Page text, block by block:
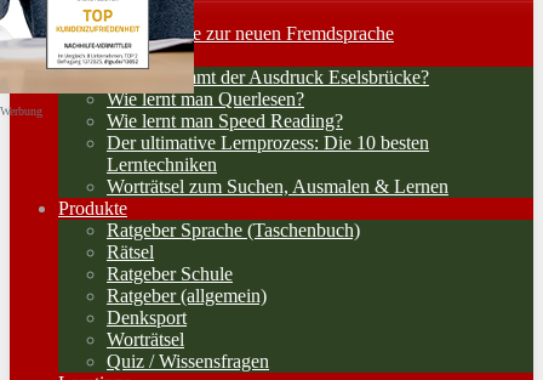
Home
Lernerfolge: Wege zur neuen Fremdsprache
Lernstrategien
Woher kommt der Ausdruck Eselsbrücke?
Wie lernt man Querlesen?
Wie lernt man Speed Reading?
Der ultimative Lernprozess: Die 10 besten
Lerntechniken
Worträtsel zum Suchen, Ausmalen & Lernen
Produkte
Ratgeber Sprache (Taschenbuch)
Rätsel
Ratgeber Schule
Ratgeber (allgemein)
Denksport
Worträtsel
Quiz / Wissensfragen
Werbung